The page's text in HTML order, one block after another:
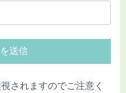
されますのでご注意く